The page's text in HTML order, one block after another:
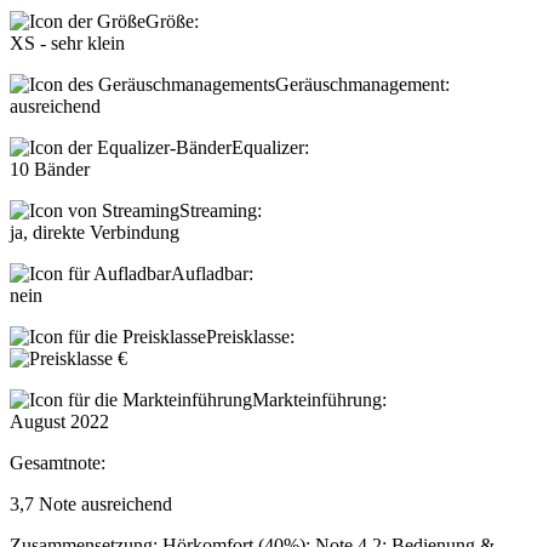
Größe:
XS - sehr klein
Geräuschmanagement:
ausreichend
Equalizer:
10 Bänder
Streaming:
ja, direkte Verbindung
Aufladbar:
nein
Preisklasse:
Markteinführung:
August 2022
Gesamtnote:
3,7 Note ausreichend